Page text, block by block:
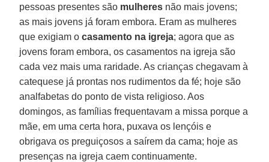
pessoas presentes são mulheres não mais jovens;
as mais jovens já foram embora. Eram as mulheres
que exigiam ocasamento na igreja; agora que as
jovens foram embora, os casamentos na igreja são
cada vez mais uma raridade. As crianças chegavam à
catequese já prontas nos rudimentos da fé; hoje são
analfabetas do ponto de vista religioso. Aos
domingos, as famílias frequentavam a missa porque a
mãe, em uma certa hora, puxava os lençóis e
obrigava os preguiçosos a saírem da cama; hoje as
presenças na igreja caem continuamente.